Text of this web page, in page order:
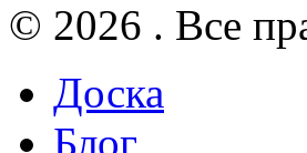
© 2026 . Все
Доска
Блог